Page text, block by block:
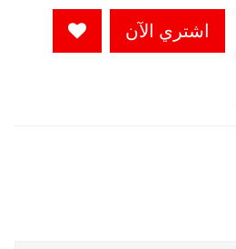
اشتري الآن